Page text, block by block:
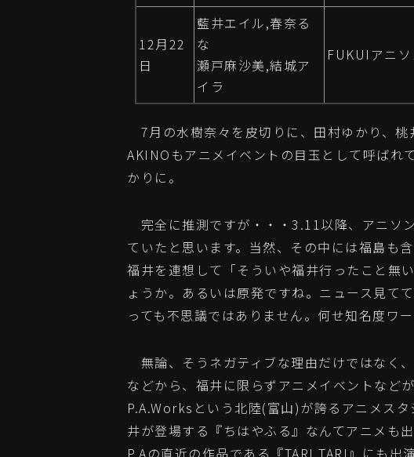
12月22
日
藍井エイル,春奈る
な
瀬戸麻沙美,結城ア
イラ
FUKUIアニ
7月の水樹奈々を皮切りに、田村ゆかり、桃
AKINOもアニメイベントの目玉として呼ばれ
かりに。
完全に推測ですが・・・3.11以降、アニソ
ていたと思います。当然、その中には福島も
福井を連想して「そういや福井行ったこと無
ょうか。あるいは原発ですね。ニュース見て
っても不思議ではありません。何せ知名度ワ
無論、そうネガティブな理由だけではなく
などから、福井に限らずアニメイベントなど
P.A.Worksという北陸(富山)が誇るアニメス
井が登場する『ちはやふる』なんてアニメも
P.Aの直近の作品である『TARI TARI』にも